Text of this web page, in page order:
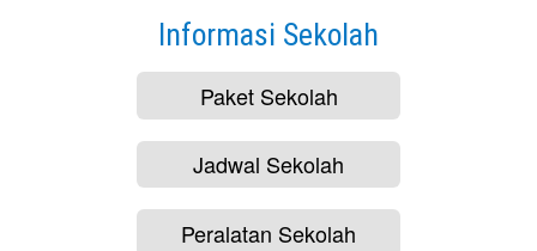
Informasi Sekolah
Paket Sekolah
Jadwal Sekolah
Peralatan Sekolah